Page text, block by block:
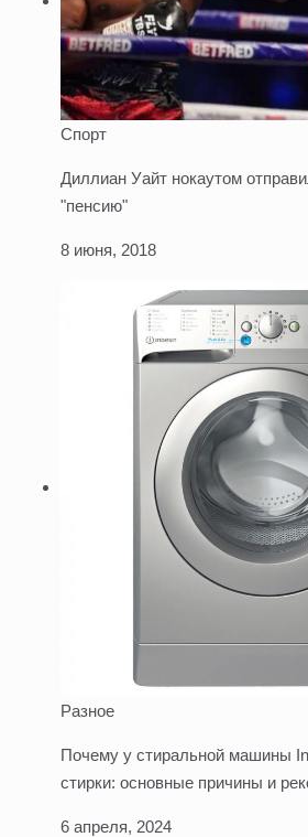
Спорт
Диллиан Уайт нокаутом
"пенсию"
8 июня, 2018
Разное
Почему у стиральной машины
стирки: основные причины и
6 апреля, 2024